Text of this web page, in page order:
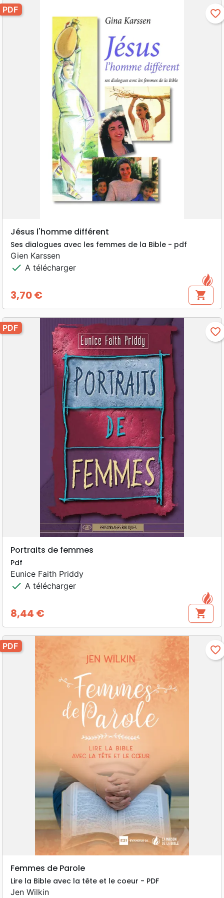
PDF favorite_border
Jésus l'homme différent
Ses dialogues avec les femmes de la Bible - pdf
Gien Karssen
check A télécharger
Prix
3,70 € shopping_cart
PDF favorite_border
Portraits de femmes
Pdf
Eunice Faith Priddy
check A télécharger
Prix
8,44 € shopping_cart
PDF favorite_border
Femmes de Parole
Lire la Bible avec la tête et le coeur - PDF
Jen Wilkin